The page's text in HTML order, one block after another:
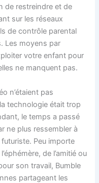
de restreindre et de
sur les réseaux
de contrôle parental
Les moyens par
votre enfant pour
ne manquent pas.
n’étaient pas
technologie était trop
le temps a passé
ne plus ressembler à
Peu importe
de l’amitié ou
son travail, Bumble
partageant les